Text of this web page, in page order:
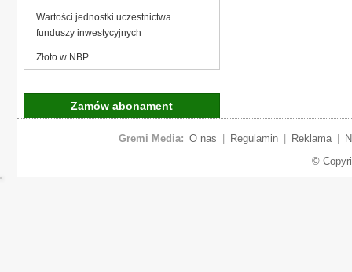
Wartości jednostki uczestnictwa
funduszy inwestycyjnych
Złoto w NBP
Zamów abonament
Gremi Media: O nas Regulamin Reklama
©